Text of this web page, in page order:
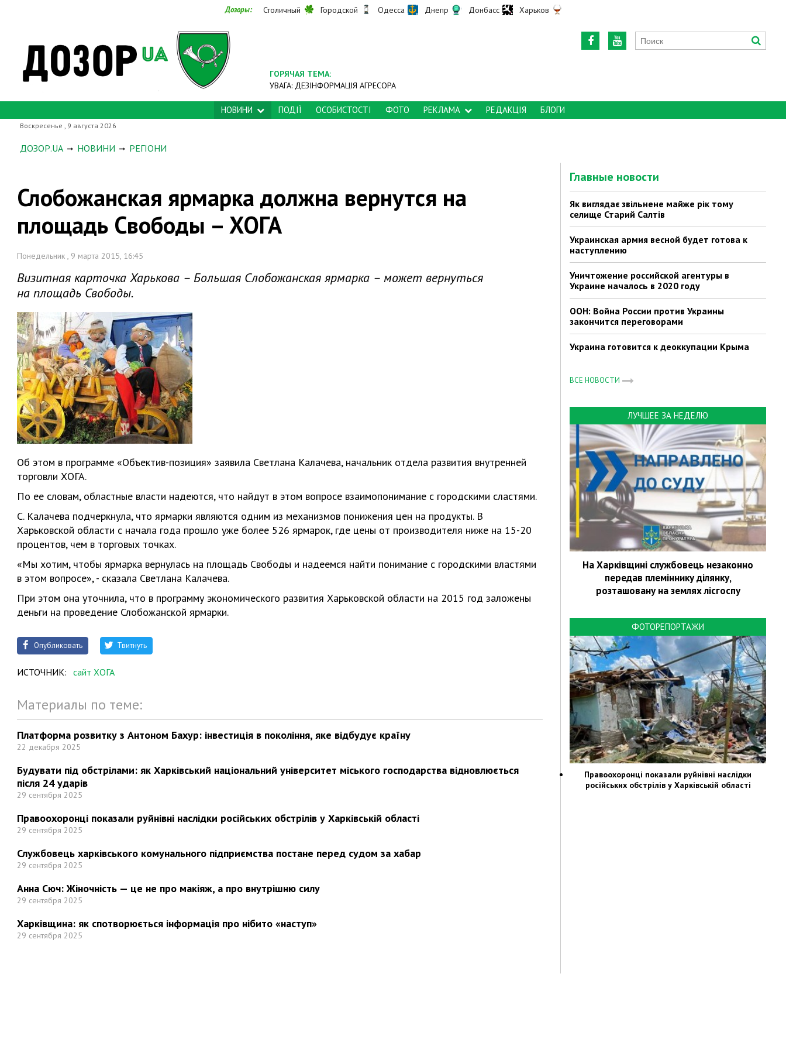
Дозоры: Столичный Городской Одесса Днепр Донбасс Харьков
ГОРЯЧАЯ ТЕМА:
УВАГА: ДЕЗІНФОРМАЦІЯ АГРЕСОРА
НОВИНИ ПОДІЇ ОСОБИСТОСТІ ФОТО РЕКЛАМА РЕДАКЦІЯ БЛОГИ
Воскресенье , 9 августа 2026
ДОЗОР.UA НОВИНИ РЕГІОНИ
Слобожанская ярмарка должна вернутся на
площадь Свободы – ХОГА
Понедельник , 9 марта 2015, 16:45
Визитная карточка Харькова – Большая Слобожанская ярмарка – может вернуться
на площадь Свободы.
Об этом в программе «Объектив-позиция» заявила Светлана Калачева, начальник отдела развития внутренней
торговли ХОГА.
По ее словам, областные власти надеются, что найдут в этом вопросе взаимопонимание с городскими сластями.
С. Калачева подчеркнула, что ярмарки являются одним из механизмов понижения цен на продукты. В
Харьковской области с начала года прошло уже более 526 ярмарок, где цены от производителя ниже на 15-20
процентов, чем в торговых точках.
«Мы хотим, чтобы ярмарка вернулась на площадь Свободы и надеемся найти понимание с городскими властями
в этом вопросе», - сказала Светлана Калачева.
При этом она уточнила, что в программу экономического развития Харьковской области на 2015 год заложены
деньги на проведение Слобожанской ярмарки.
Опубликовать Твитнуть
ИСТОЧНИК: сайт ХОГА
Материалы по теме:
Платформа розвитку з Антоном Бахур: інвестиція в покоління, яке відбудує країну
22 декабря 2025
Будувати під обстрілами: як Харківський національний університет міського господарства відновлюється
після 24 ударів
29 сентября 2025
Правоохоронці показали руйнівні наслідки російських обстрілів у Харківській області
29 сентября 2025
Службовець харківського комунального підприємства постане перед судом за хабар
29 сентября 2025
Анна Сюч: Жіночність — це не про макіяж, а про внутрішню силу
29 сентября 2025
Харківщина: як спотворюється інформація про нібито «наступ»
29 сентября 2025
Главные новости
Як виглядає звільнене майже рік тому
селище Старий Салтів
Украинская армия весной будет готова к
наступлению
Уничтожение российской агентуры в
Украине началось в 2020 году
ООН: Война России против Украины
закончится переговорами
Украина готовится к деоккупации Крыма
ВСЕ НОВОСТИ
ЛУЧШЕЕ ЗА НЕДЕЛЮ
На Харківщині службовець незаконно
передав племіннику ділянку,
розташовану на землях лісгоспу
ФОТОРЕПОРТАЖИ
Правоохоронці показали руйнівні наслідки
російських обстрілів у Харківській області